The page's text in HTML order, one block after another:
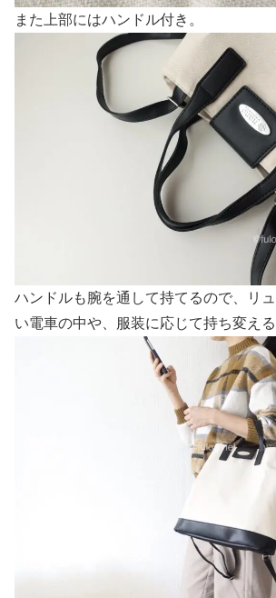
また上部にはハンドル付き。
ハンドルも腕を通して持てるので、リ
い電車の中や、服装に応じて持ち変え